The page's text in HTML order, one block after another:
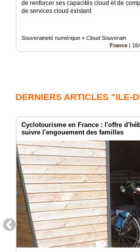
de renforcer ses capacités cloud et de
de services cloud existant.
Souveraineté numérique » Cloud Souverain
France
DERNIERS ARTICLES "ILE-
Cyclotourisme en France : l'offre
suivre l'engouement des familles